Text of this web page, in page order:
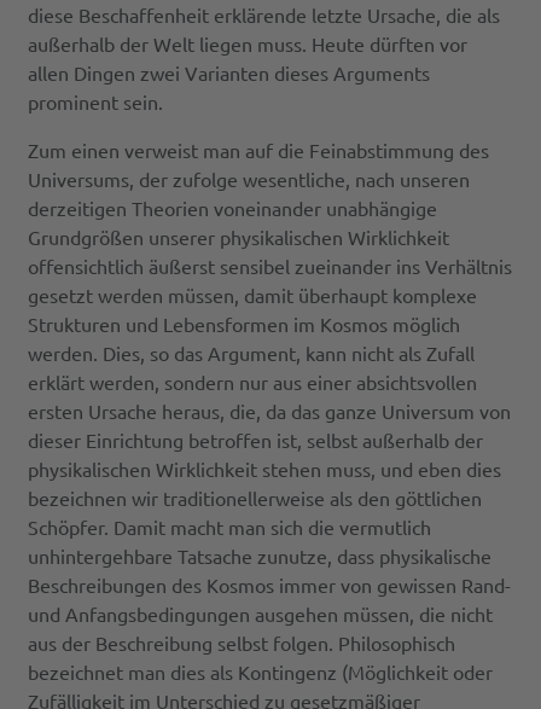
diese Beschaffenheit erklärende letzte Ursache, die als
außerhalb der Welt liegen muss. Heute dürften vor
allen Dingen zwei Varianten dieses Arguments
prominent sein.
Zum einen verweist man auf die Feinabstimmung des
Universums, der zufolge wesentliche, nach unseren
derzeitigen Theorien voneinander unabhängige
Grundgrößen unserer physikalischen Wirklichkeit
offensichtlich äußerst sensibel zueinander ins Verhältnis
gesetzt werden müssen, damit überhaupt komplexe
Strukturen und Lebensformen im Kosmos möglich
werden. Dies, so das Argument, kann nicht als Zufall
erklärt werden, sondern nur aus einer absichtsvollen
ersten Ursache heraus, die, da das ganze Universum von
dieser Einrichtung betroffen ist, selbst außerhalb der
physikalischen Wirklichkeit stehen muss, und eben dies
bezeichnen wir traditionellerweise als den göttlichen
Schöpfer. Damit macht man sich die vermutlich
unhintergehbare Tatsache zunutze, dass physikalische
Beschreibungen des Kosmos immer von gewissen Rand-
und Anfangsbedingungen ausgehen müssen, die nicht
aus der Beschreibung selbst folgen. Philosophisch
bezeichnet man dies als Kontingenz (Möglichkeit oder
Zufälligkeit im Unterschied zu gesetzmäßiger